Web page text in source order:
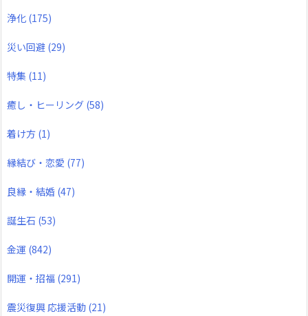
浄化 (175)
災い回避 (29)
特集 (11)
癒し・ヒーリング (58)
着け方 (1)
縁結び・恋愛 (77)
良縁・結婚 (47)
誕生石 (53)
金運 (842)
開運・招福 (291)
震災復興 応援活動 (21)